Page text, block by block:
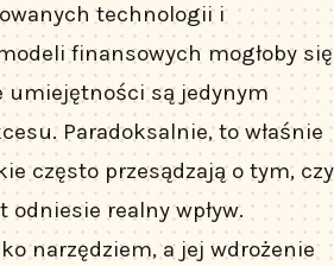
technologii i
finansowych mogłoby się
umiejętności są jedynym
Paradoksalnie, to właśnie
często przesądzają o tym, czy
realny wpływ.
narzędziem, a jej wdrożenie